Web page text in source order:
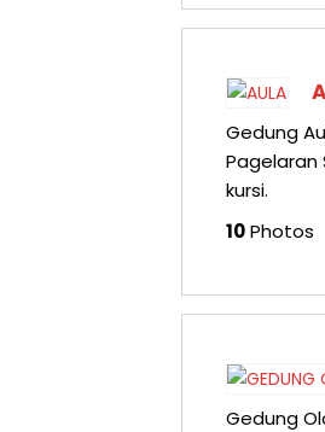
Gedung
Pagelaran
kursi.
10Photos
Gedung